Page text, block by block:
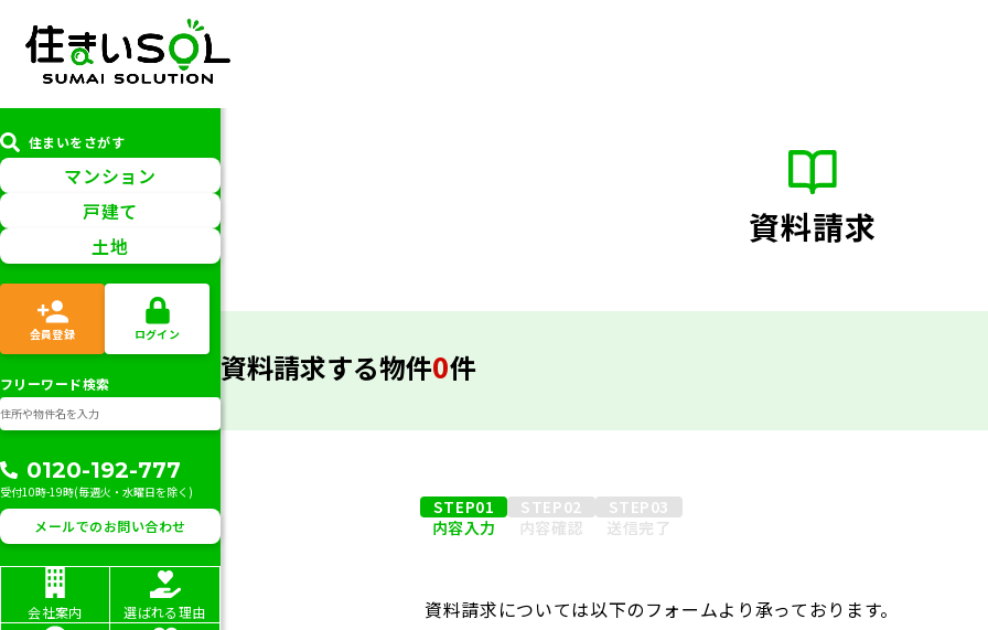
住まいをさがす
マンション
戸建て
土地
会員登録 ログイン
フリーワード検索
0120-192-777
受付10時-19時(毎週火・水曜日を除く)
メールでのお問い合わせ
会社案内 選ばれる理由
エリアから検索 沿線・駅から検索
会社案内
0120-192-777
受付時間 10時-19時(毎週火・水曜日を除く)
資料請求
資料請求する物件0件
STEP01
内容入力
STEP02
内容確認
STEP03
送信完了
資料請求については以下のフォームより承っております。